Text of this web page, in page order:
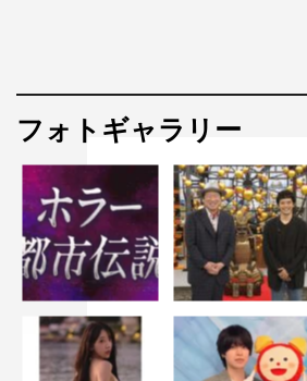
Barslkhagva Batbold、Tsaschikher
Erkhembayar Ganbold、真凛、水谷
井上順／林遣都、高梨臨、林泰文、
上肇、市川猿弥、市川笑三郎、平山
山潤
檀れい、濱田岳、坂東彌十郎、橋本
小日向文世、キムラ緑子
松坂桃李／役所広司
＜スタッフ＞
フォトギャラリー